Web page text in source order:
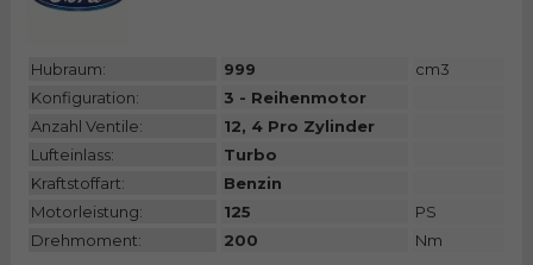
Hubraum: 999
cm3
Konfiguration:
3 - Reihenmotor
Anzahl Ventile:
12, 4 Pro Zylinder
Lufteinlass:
Turbo
Kraftstoffart:
Benzin
Motorleistung:
125
PS
Drehmoment:
200 Nm